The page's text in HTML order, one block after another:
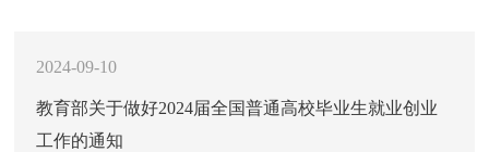
2024-09-10
教育部关于做好2024届全国普通高校毕业生就业创业
工作的通知